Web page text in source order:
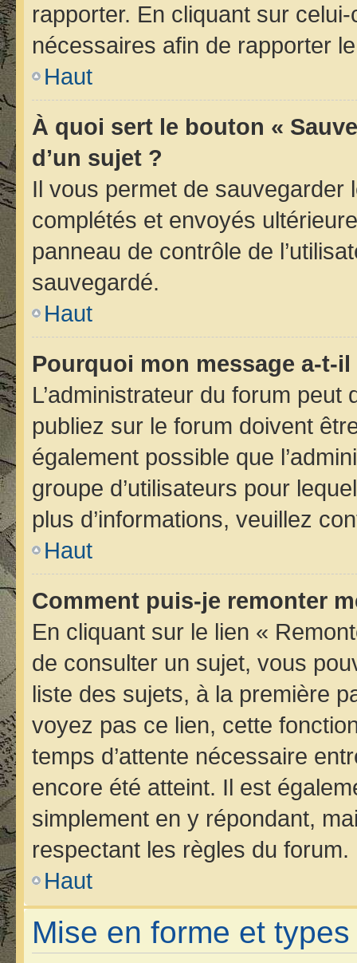
rapporter. En cliquant sur
nécessaires afin de rapporter
Haut
À quoi sert le bouton «
d’un sujet ?
Il vous permet de sauvegarder
complétés et envoyés
panneau de contrôle de
sauvegardé.
Haut
Pourquoi mon message a-t-
L’administrateur du forum
publiez sur le forum doivent
également possible que
groupe d’utilisateurs pour
plus d’informations, veuillez
Haut
Comment puis-je remonter
En cliquant sur le lien «
de consulter un sujet, vous
liste des sujets, à la première
voyez pas ce lien, cette
temps d’attente nécessaire
encore été atteint. Il est
simplement en y répondant,
respectant les règles du forum.
Haut
Mise en forme et